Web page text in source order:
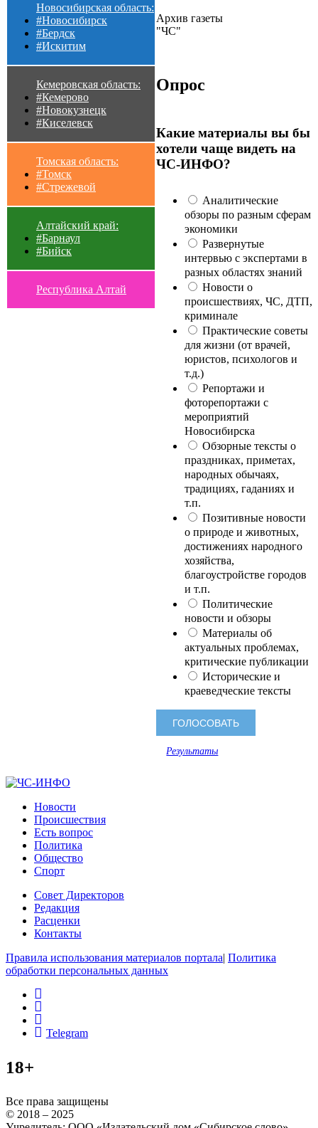
Новосибирская область:
#Новосибирск
#Бердск
#Искитим
Кемеровская область:
#Кемерово
#Новокузнецк
#Киселевск
Томская область:
#Томск
#Стрежевой
Алтайский край:
#Барнаул
#Бийск
Республика Алтай
Архив газеты
"ЧС"
Опрос
Какие материалы вы бы
хотели чаще видеть на
ЧС-ИНФО?
Аналитические
обзоры по разным сферам
экономики
Развернутые
интервью с экспертами в
разных областях знаний
Новости о
происшествиях, ЧС, ДТП,
криминале
Практические советы
для жизни (от врачей,
юристов, психологов и
т.д.)
Репортажи и
фоторепортажи с
мероприятий
Новосибирска
Обзорные тексты о
праздниках, приметах,
народных обычаях,
традициях, гаданиях и
т.п.
Позитивные новости
о природе и животных,
достижениях народного
хозяйства,
благоустройстве городов
и т.п.
Политические
новости и обзоры
Материалы об
актуальных проблемах,
критические публикации
Исторические и
краеведческие тексты
Результаты
Новости
Происшествия
Есть вопрос
Политика
Общество
Спорт
Совет Директоров
Редакция
Расценки
Контакты
Правила использования материалов портала| Политика
обработки персональных данных
Telegram
18+
Все права защищены
© 2018 – 2025